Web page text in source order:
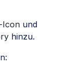
Icon und
hinzu.